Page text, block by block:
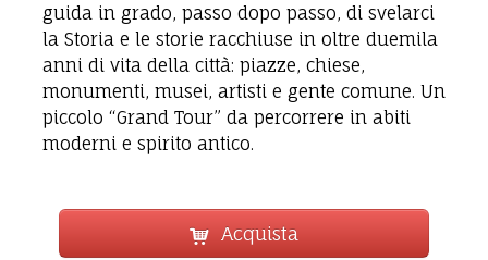
guida in grado, passo dopo passo, di svelarci
la Storia e le storie racchiuse in oltre duemila
anni di vita della città: piazze, chiese,
monumenti, musei, artisti e gente comune. Un
piccolo “Grand Tour” da percorrere in abiti
moderni e spirito antico.
Acquista